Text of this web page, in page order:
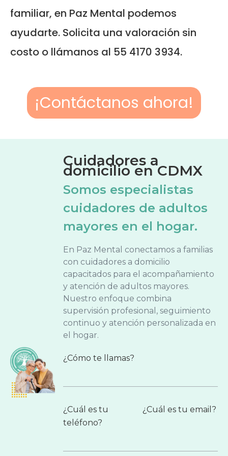
familiar, en Paz Mental podemos
ayudarte. Solicita una valoración sin
costo o llámanos al 55 4170 3934.
¡Contáctanos ahora!
Cuidadores a
domicilio en CDMX
Somos especialistas
cuidadores de adultos
mayores en el hogar.
En Paz Mental conectamos a familias
con cuidadores a domicilio
capacitados para el acompañamiento
y atención de adultos mayores.
Nuestro enfoque combina
supervisión profesional, seguimiento
continuo y atención personalizada en
el hogar.
¿Cómo te llamas?
¿Cuál es tu
teléfono?
¿Cuál es tu email?